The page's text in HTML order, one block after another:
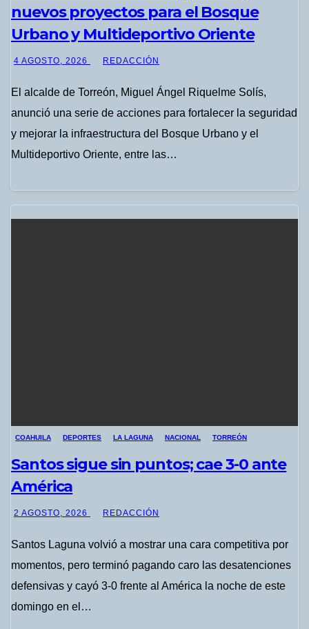
nuevos proyectos para el Bosque
Urbano y Multideportivo Oriente
4 AGOSTO, 2026 REDACCIÓN
El alcalde de Torreón, Miguel Ángel Riquelme Solís,
anunció una serie de acciones para fortalecer la seguridad
y mejorar la infraestructura del Bosque Urbano y el
Multideportivo Oriente, entre las…
COAHUILA DEPORTES LA LAGUNA NACIONAL TORREÓN
Santos sigue sin puntos; cae 3-0 ante
América
2 AGOSTO, 2026 REDACCIÓN
Santos Laguna volvió a mostrar una cara competitiva por
momentos, pero terminó pagando caro las desatenciones
defensivas y cayó 3-0 frente al América la noche de este
domingo en el…